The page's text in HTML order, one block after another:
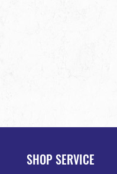
SHOP SERVICE